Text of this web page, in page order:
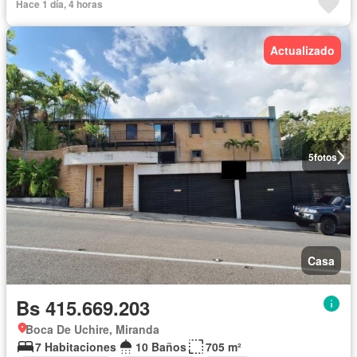
Hace 1 día, 4 horas
5fotos
Actualizado
Casa
Bs 415.669.203
Boca De Uchire, Miranda
7 Habitaciones
10 Baños
705 m²